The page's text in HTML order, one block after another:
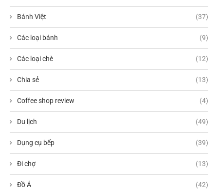
Bánh Việt (37)
Các loại bánh (9)
Các loại chè (12)
Chia sẻ (13)
Coffee shop review (4)
Du lịch (49)
Dụng cụ bếp (39)
Đi chợ (13)
Đồ Á (42)